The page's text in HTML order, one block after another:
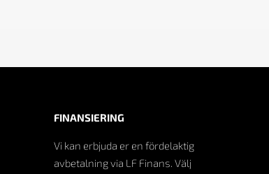
FINANSIERING
Vi kan erbjuda er en fördelaktig
avbetalning via LF Finans. Välj